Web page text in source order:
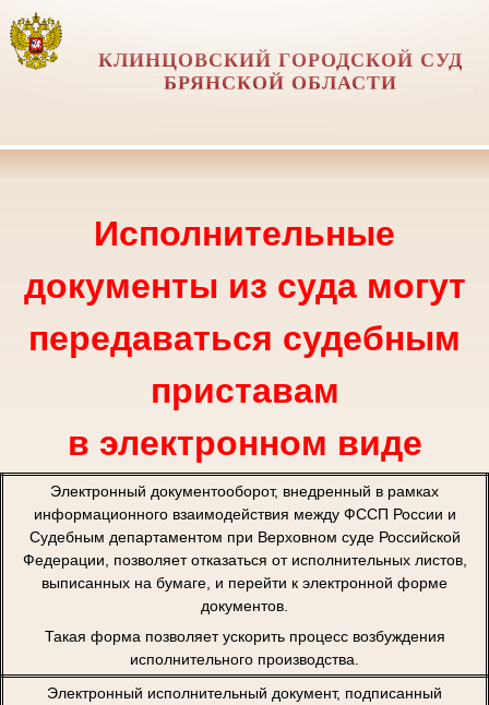
КЛИНЦОВСКИЙ ГОРОДСКОЙ СУД
БРЯНСКОЙ ОБЛАСТИ
Исполнительные
документы из суда могут
передаваться судебным
приставам
в электронном виде
Электронный документооборот, внедренный в рамках
информационного взаимодействия между ФССП России и
Судебным департаментом при Верховном суде Российской
Федерации, позволяет отказаться от исполнительных листов,
выписанных на бумаге, и перейти к электронной форме
документов.
Такая форма позволяет ускорить процесс возбуждения
исполнительного производства.
Электронный исполнительный документ, подписанный